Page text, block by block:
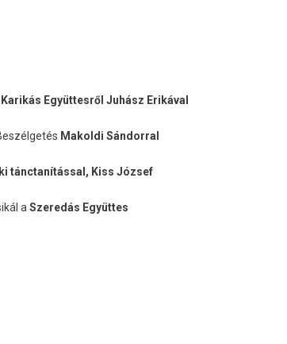
Karikás Együttesről Juhász Erikával
Makoldi Sándorral
tánctanítással, Kiss József
a Szeredás Együttes